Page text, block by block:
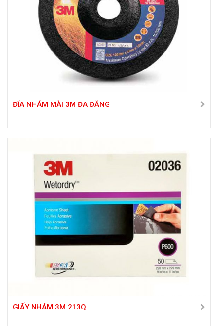
ĐĨA NHÁM MÀI 3M ĐA ĐĂNG
GIẤY NHÁM 3M 213Q